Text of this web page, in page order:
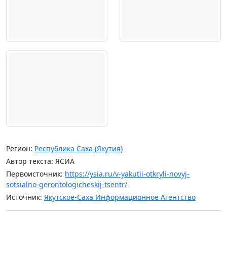
Регион: Республика Саха (Якутия)
Автор текста: ЯСИА
Первоисточник: https://ysia.ru/v-yakutii-otkryli-novyj-
sotsialno-gerontologicheskij-tsentr/
Источник: Якутское-Саха Информационное Агентство